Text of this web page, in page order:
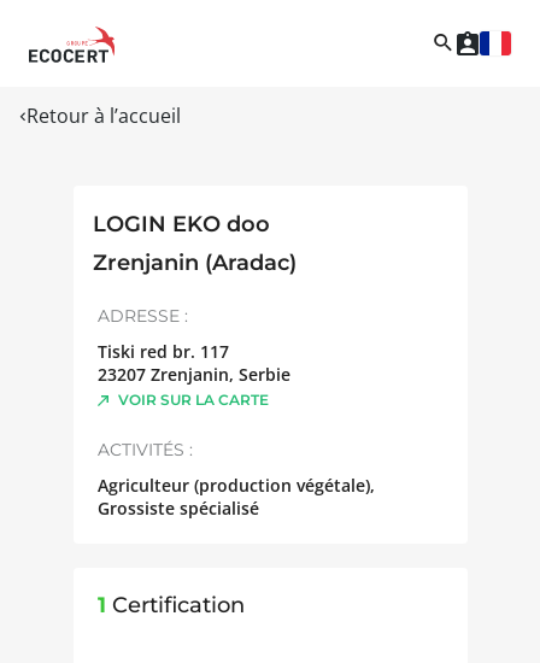
Retour à l’accueil
LOGIN EKO doo
Zrenjanin (Aradac)
ADRESSE :
Tiski red br. 117
23207 Zrenjanin, Serbie
VOIR SUR LA CARTE
ACTIVITÉS :
Agriculteur (production végétale),
Grossiste spécialisé
1 Certification